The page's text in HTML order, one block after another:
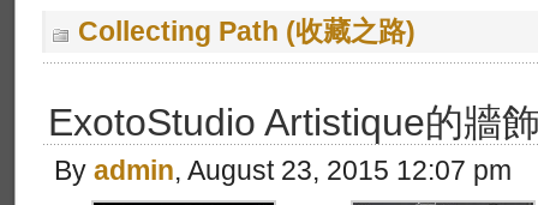
Collecting Path (收藏之路)
ExotoStudio Artistique的牆
By admin, August 23, 2015 12:07 pm